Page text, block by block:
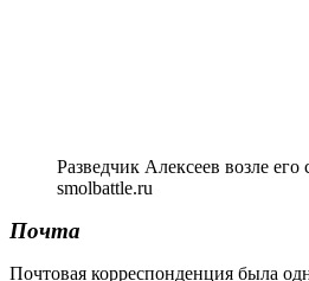
Разведчик Алексеев возле
smolbattle.ru
Почта
Почтовая корреспонденция была